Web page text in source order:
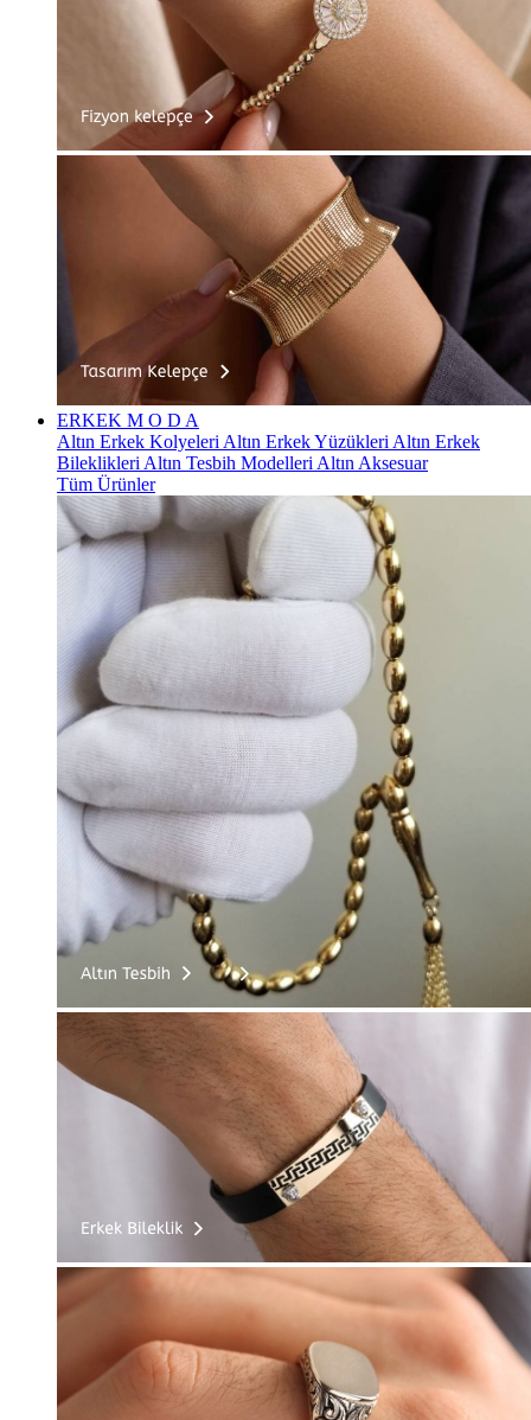
ERKEK M O D A
Altın Erkek Kolyeleri Altın Erkek Yüzükleri Altın Erkek
Bileklikleri Altın Tesbih Modelleri Altın Aksesuar
Tüm Ürünler